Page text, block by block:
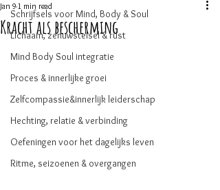
Schrijfsels voor Mind, Body & Soul
Lichaam, zenuwstelsel & rust
Mind Body Soul integratie
Proces & innerlijke groei
Zelfcompassie&innerlijk leiderschap
Hechting, relatie & verbinding
Oefeningen voor het dagelijks leven
Ritme, seizoenen & overgangen
Kracht als bescherming
Jan 9 1 min read